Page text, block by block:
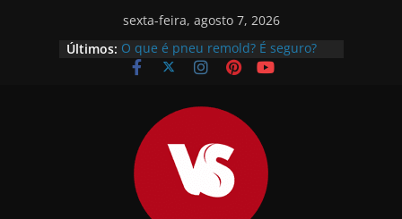
sexta-feira, agosto 7, 2026
Últimos: O que é pneu remold? É seguro?
Vale a pena?
descomplicado
JBL Wave Buds é bom? Uma review
completa
O som automotivo Pioneer é bom?
Review completa
Som para carros com bluetooth e
tela: como escolher?